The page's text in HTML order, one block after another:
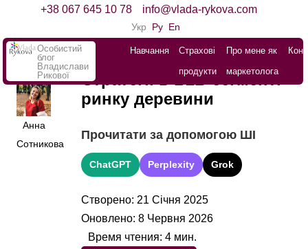
+38 067 645 10 78 info@vlada-rykova.com
Укр Ру En
Особистий
блог
Владислави
Рикової
Навчання
Страхові
продукти
Про мене як
маркетолога
Анна
Сотникова
Стратегії в B2B-сегменті
ринку деревини
Прочитати за допомогою ШІ
ChatGPT Perplexity Grok
Створено: 21 Січня 2025
Оновлено: 8 Червня 2026
Время чтения:4 мин.